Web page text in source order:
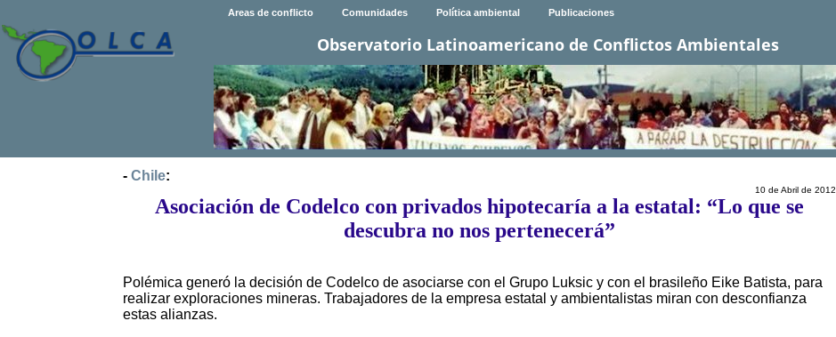
Areas de conflicto Comunidades Política ambiental Publicaciones
Observatorio Latinoamericano de Conflictos Ambientales
- Chile:
10 de Abril de 2012
Asociación de Codelco con privados hipotecaría a la estatal: “Lo que se
descubra no nos pertenecerá”
Polémica generó la decisión de Codelco de asociarse con el Grupo Luksic y con el brasileño Eike Batista, para
realizar exploraciones mineras. Trabajadores de la empresa estatal y ambientalistas miran con desconfianza
estas alianzas.